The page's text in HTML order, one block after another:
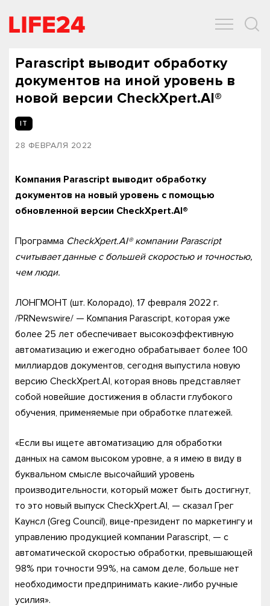
Parascript выводит обработку
документов на иной уровень в
новой версии CheckXpert.AI®
IT
28 ФЕВРАЛЯ 2022
Компания Parascript выводит обработку
документов на новый уровень с помощью
обновленной версии CheckXpert.AI®
Программа CheckXpert.AI® компании Parascript
считывает данные с большей скоростью и точностью,
чем люди.
ЛОНГМОНТ (шт. Колорадо), 17 февраля 2022 г.
/PRNewswire/ — Компания Parascript, которая уже
более 25 лет обеспечивает высокоэффективную
автоматизацию и ежегодно обрабатывает более 100
миллиардов документов, сегодня выпустила новую
версию CheckXpert.AI, которая вновь представляет
собой новейшие достижения в области глубокого
обучения, применяемые при обработке платежей.
«Если вы ищете автоматизацию для обработки
данных на самом высоком уровне, а я имею в виду в
буквальном смысле высочайший уровень
производительности, который может быть достигнут,
то это новый выпуск CheckXpert.AI, — сказал Грег
Каунсл (Greg Council), вице-президент по маркетингу и
управлению продукцией компании Parascript, — с
автоматической скоростью обработки, превышающей
98% при точности 99%, на самом деле, больше нет
необходимости предпринимать какие-либо ручные
усилия».